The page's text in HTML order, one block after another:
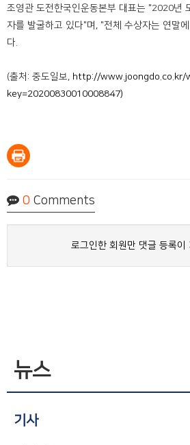
조영관 도전한국인운동본부 대표는 "2020년
자를 발굴하고 있다"며, "전체 수상자는 연말
다.
(출처: 중도일보, http://www.joongdo.co.kr/
key=20200830010008847)
0 Comments
로그인한 회원만 댓글 등록이
뉴스
기사